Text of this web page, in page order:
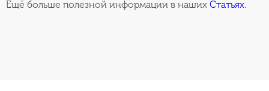
Ещё больше полезной информации в наших Статьях.